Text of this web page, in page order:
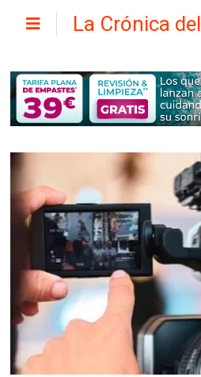
La Crónica del